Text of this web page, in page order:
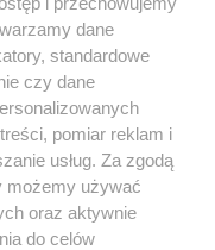
Redakcja
koncert z okazji
urodzin portalu
wSzczecinie.pl
konkursów
"Hej
Jest piątek!"
dane
standardowe
czy dane
pomiar reklam i
usług. Za zgodą
możemy używać
oraz aktywnie
do celów